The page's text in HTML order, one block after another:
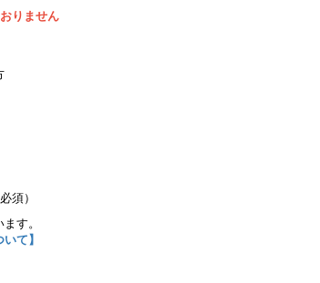
りません
須）
す。
て】